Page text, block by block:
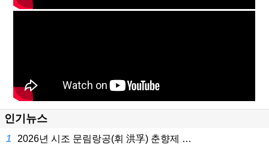
인기뉴스
1 2026년 시조 문림랑공(휘 洪孚) 춘향제 …